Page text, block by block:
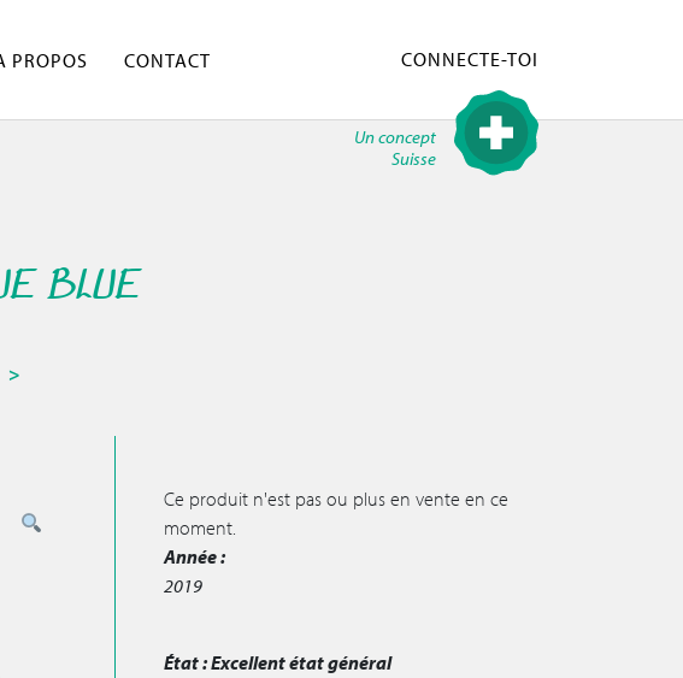
PROPOS CONTACT CONNECTE-TOI
Un concept
Suisse
BLUE
>
Ce produit n'est pas ou plus en vente en ce
moment.
Année :
2019
État :Excellent état général